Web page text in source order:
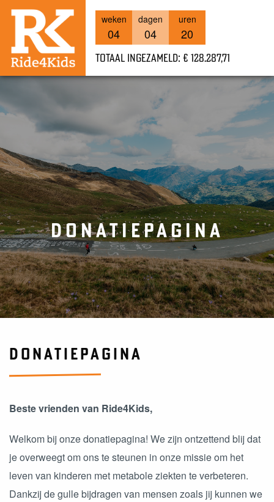
weken
04
dagen
04
uren
20
Totaal ingezameld: € 128.287,71
DONATIEPAGINA
DONATIEPAGINA
Beste vrienden van Ride4Kids,
Welkom bij onze donatiepagina! We zijn ontzettend blij dat
je overweegt om ons te steunen in onze missie om het
leven van kinderen met metabole ziekten te verbeteren.
Dankzij de gulle bijdragen van mensen zoals jij kunnen we